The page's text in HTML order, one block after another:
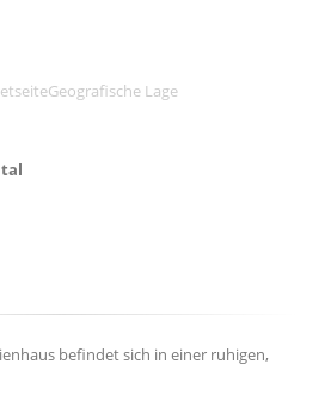
Geografische Lage
befindet sich in einer ruhigen,